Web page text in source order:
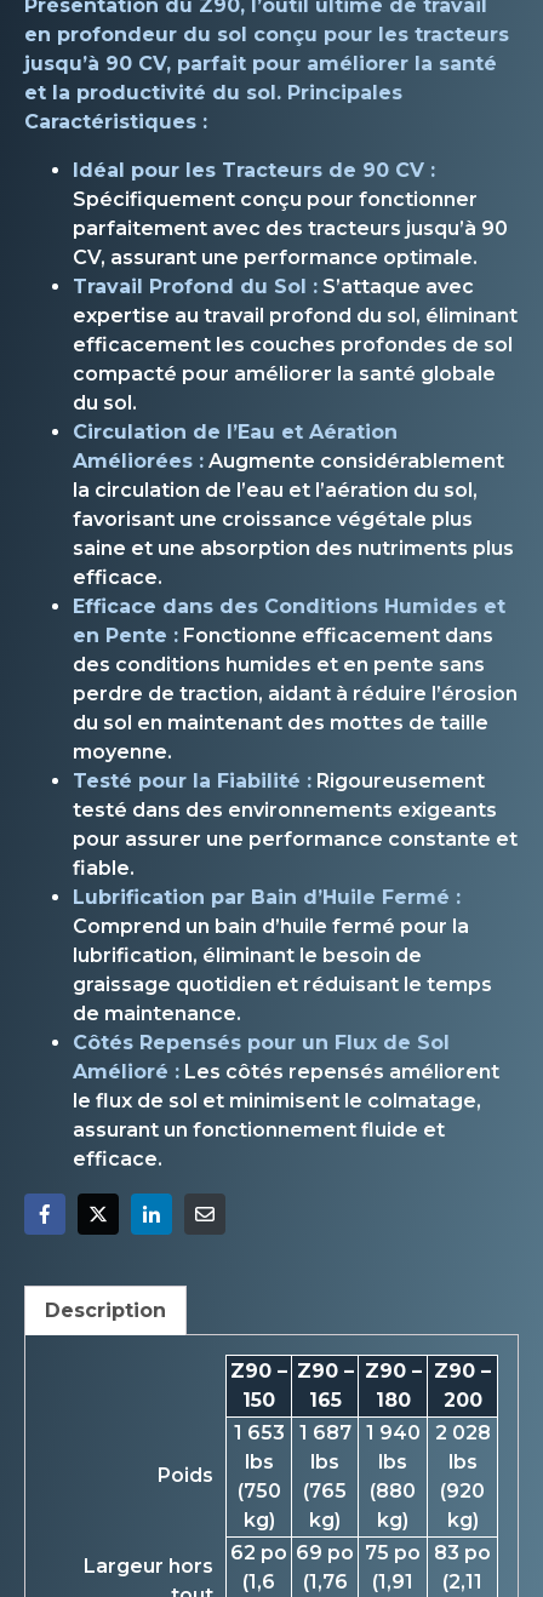
Présentation du Z90, l’outil ultime de travail
en profondeur du sol conçu pour les tracteurs
jusqu’à 90 CV, parfait pour améliorer la santé
et la productivité du sol. Principales
Caractéristiques :
Idéal pour les Tracteurs de 90 CV :
Spécifiquement conçu pour fonctionner
parfaitement avec des tracteurs jusqu’à 90
CV, assurant une performance optimale.
Travail Profond du Sol : S’attaque avec
expertise au travail profond du sol, éliminant
efficacement les couches profondes de sol
compacté pour améliorer la santé globale
du sol.
Circulation de l’Eau et Aération
Améliorées : Augmente considérablement
la circulation de l’eau et l’aération du sol,
favorisant une croissance végétale plus
saine et une absorption des nutriments plus
efficace.
Efficace dans des Conditions Humides et
en Pente : Fonctionne efficacement dans
des conditions humides et en pente sans
perdre de traction, aidant à réduire l’érosion
du sol en maintenant des mottes de taille
moyenne.
Testé pour la Fiabilité : Rigoureusement
testé dans des environnements exigeants
pour assurer une performance constante et
fiable.
Lubrification par Bain d’Huile Fermé :
Comprend un bain d’huile fermé pour la
lubrification, éliminant le besoin de
graissage quotidien et réduisant le temps
de maintenance.
Côtés Repensés pour un Flux de Sol
Amélioré : Les côtés repensés améliorent
le flux de sol et minimisent le colmatage,
assurant un fonctionnement fluide et
efficace.
Description
Z90 –
150
Z90 –
165
Z90 –
180
Z90 –
200
Poids
1 653
lbs
(750
kg)
1 687
lbs
(765
kg)
1 940
lbs
(880
kg)
2 028
lbs
(920
kg)
Largeur hors
62 po
(1,6
69 po
(1,76
75 po
(1,91
83 po
(2,11